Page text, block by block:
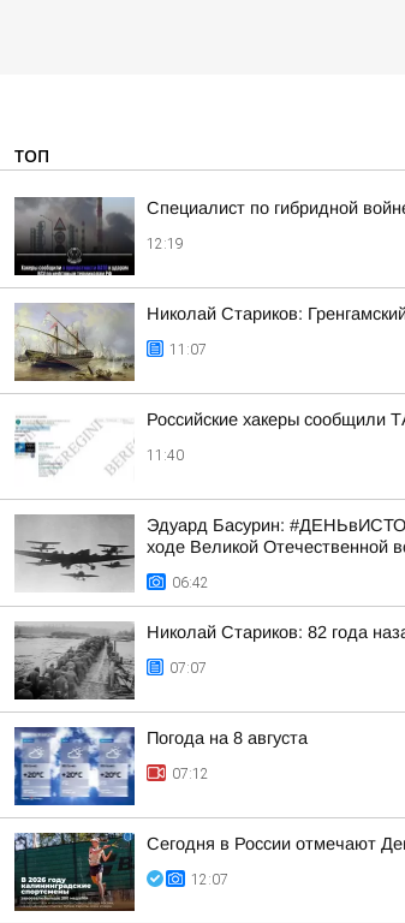
ТОП
Специалист по гибридной
12:19
Николай Стариков:
11:07
Российские хакеры сообщили
11:40
Эдуард Басурин:
ходе Великой Отечественной
06:42
Николай Стариков: 82 года
07:07
Погода на 8 августа
07:12
Сегодня в России отмечают
12:07